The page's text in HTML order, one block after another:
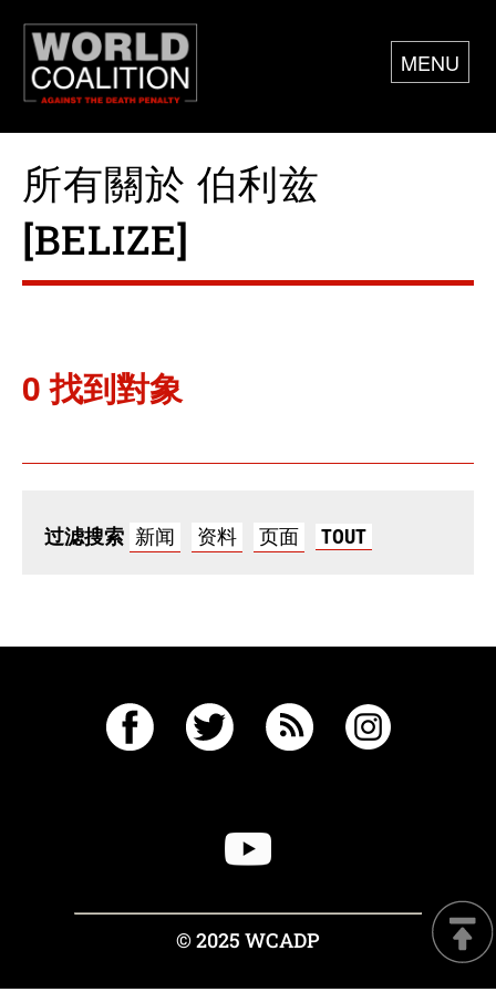
MENU
所有關於 伯利兹
[BELIZE]
0 找到對象
过滤搜索 新闻 资料 页面 TOUT
© 2025 WCADP